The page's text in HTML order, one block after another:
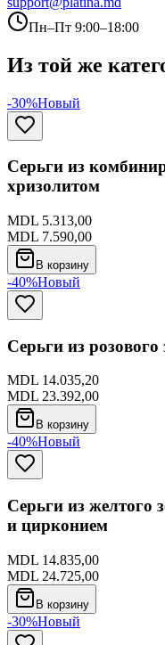
Пн–Пт 9:00–18:00
Из той же
-30%Новый
Серьги из
хризолитом
MDL 5.313,00
MDL 7.590,00
В корзину
-40%Новый
Серьги из
MDL 14.035,20
MDL 23.392,00
В корзину
-40%Новый
Серьги из желтого
и цирконием
MDL 14.835,00
MDL 24.725,00
В корзину
-30%Новый